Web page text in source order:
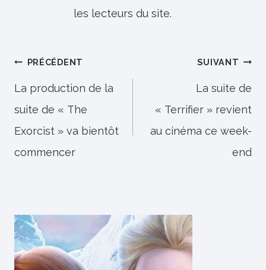
les lecteurs du site.
Navigation
de
l’article
PRÉCÉDENT
La production de la
suite de « The
Exorcist » va bientôt
commencer
SUIVANT
La suite de
« Terrifier » revient
au cinéma ce week-
end